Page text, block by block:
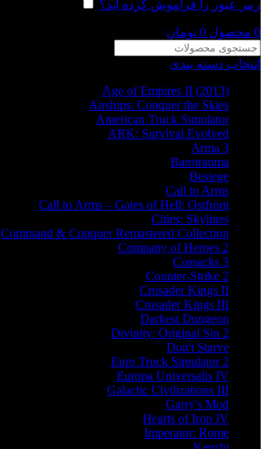
رمز عبور را فراموش کرده اید؟
0 محصول 0 تومان
انتخاب دسته بندی
Age of Empires II (2013)
Airships: Conquer the Skies
American Truck Simulator
ARK: Survival Evolved
Arma 3
Barotrauma
Besiege
Call to Arms
Call to Arms – Gates of Hell: Ostfront
Cities: Skylines
Command & Conquer Remastered Collection
Company of Heroes 2
Cossacks 3
Counter-Strike 2
Crusader Kings II
Crusader Kings III
Darkest Dungeon
Divinity: Original Sin 2
Don't Starve
Euro Truck Simulator 2
Europa Universalis IV
Galactic Civilizations III
Garry's Mod
Hearts of Iron IV
Imperator: Rome